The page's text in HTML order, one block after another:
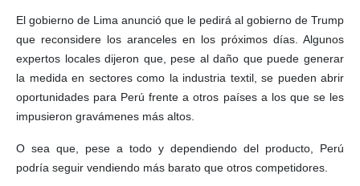
El gobierno de Lima anunció que le pedirá al gobierno de Trump
que reconsidere los aranceles en los próximos días. Algunos
expertos locales dijeron que, pese al daño que puede generar
la medida en sectores como la industria textil, se pueden abrir
oportunidades para Perú frente a otros países a los que se les
impusieron gravámenes más altos.
O sea que, pese a todo y dependiendo del producto, Perú
podría seguir vendiendo más barato que otros competidores.